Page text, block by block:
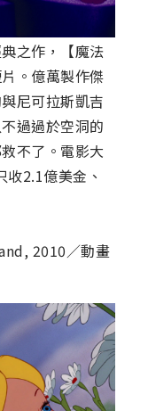
之作，【魔法
。億萬製作傑
尼可拉斯凱吉
過過於空洞的
不了。電影大
2.1億美金、
2010／動畫